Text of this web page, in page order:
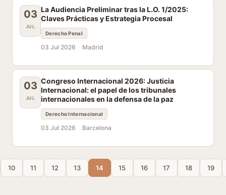
03
JUL
La Audiencia Preliminar tras la L.O. 1/2025:
Claves Prácticas y Estrategia Procesal
Derecho Penal
03 Jul 2026 Madrid
03
JUL
Congreso Internacional 2026: Justicia
Internacional: el papel de los tribunales
internacionales en la defensa de la paz
Derecho Internacional
03 Jul 2026 Barcelona
10 11 12 13 14 15 16 17 18 19